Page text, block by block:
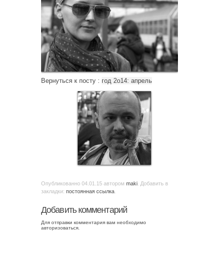
Вернуться к посту : год 2о14: апрель
Опубликованно 04.01.15 автором maki . Добавить в
закладки: постоянная ссылка
Добавить комментарий
Для отправки комментария вам необходимо
авторизоваться